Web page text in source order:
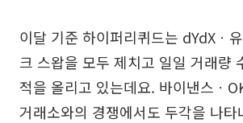
이달 기준 하이퍼리퀴드는 dYdXㆍ
크 스왑을 모두 제치고 일일 거래량
적을 올리고 있는데요. 바이낸스ㆍ
거래소와의 경쟁에서도 두각을 나타